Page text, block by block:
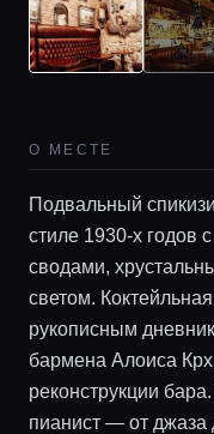
О МЕСТЕ
Подвальный
стиле 1930-х годов
сводами,
светом.
рукописным
бармена Алоиса
реконструкции
пианист — от джаза